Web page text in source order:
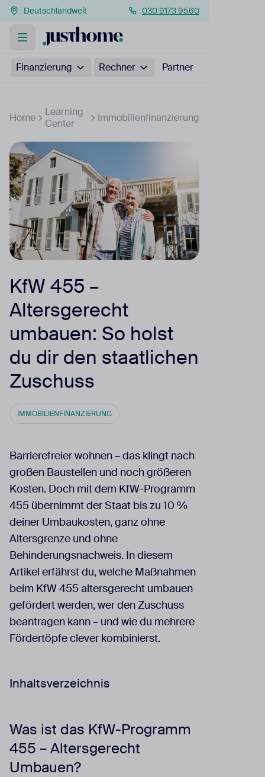
Deutschlandweit 030 9173 9560
Finanzierung Rechner Partner
Home
Learning
Center
Immobilienfinanzierung
KfW 455 –
Altersgerecht
umbauen: So holst
du dir den staatlichen
Zuschuss
IMMOBILIENFINANZIERUNG
Barrierefreier wohnen – das klingt nach
großen Baustellen und noch größeren
Kosten. Doch mit dem KfW-Programm
455 übernimmt der Staat bis zu 10 %
deiner Umbaukosten, ganz ohne
Altersgrenze und ohne
Behinderungsnachweis. In diesem
Artikel erfährst du, welche Maßnahmen
beim KfW 455 altersgerecht umbauen
gefördert werden, wer den Zuschuss
beantragen kann – und wie du mehrere
Fördertöpfe clever kombinierst.
Inhaltsverzeichnis
Was ist das KfW-Programm
455 – Altersgerecht
Umbauen?